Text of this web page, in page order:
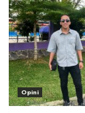
Opini